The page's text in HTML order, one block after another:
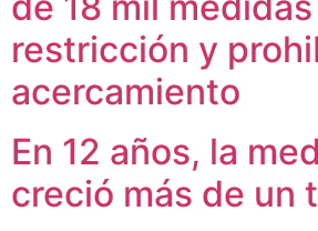
restricción y
acercamiento
En 12 años, la
creció más de un